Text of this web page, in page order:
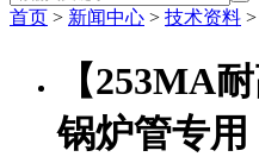
首页 > 新闻中心 > 技术资料
【253MA
锅炉管专